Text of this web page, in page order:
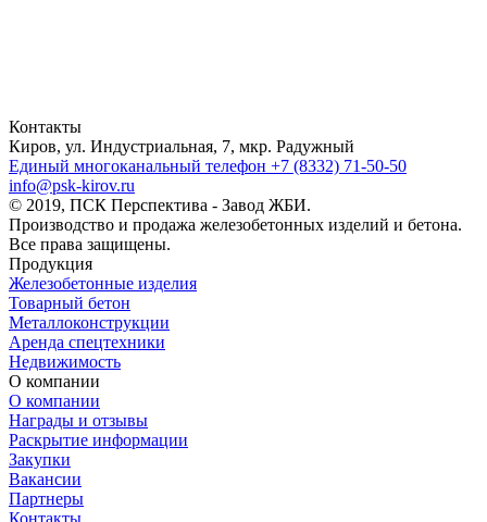
Контакты
Киров, ул. Индустриальная, 7, мкр. Радужный
Единый многоканальный телефон +7 (8332) 71-50-50
info@psk-kirov.ru
© 2019, ПСК Перспектива - Завод ЖБИ.
Производство и продажа железобетонных изделий и бетона.
Все права защищены.
Продукция
Железобетонные изделия
Товарный бетон
Металлоконструкции
Аренда спецтехники
Недвижимость
О компании
О компании
Награды и отзывы
Раскрытие информации
Закупки
Вакансии
Партнеры
Контакты